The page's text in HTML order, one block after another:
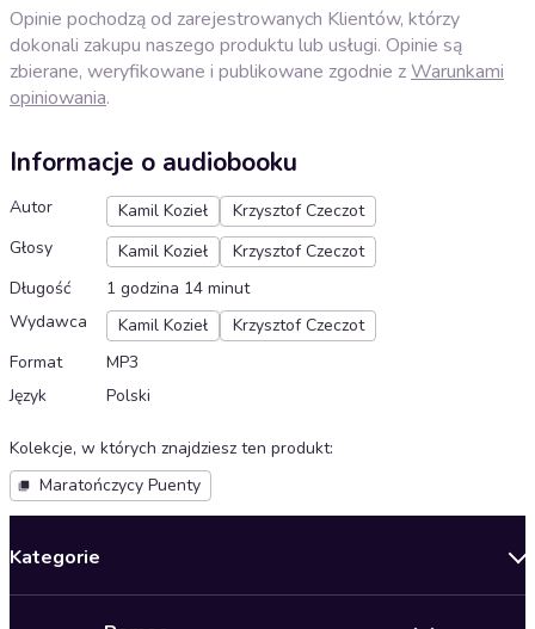
Opinie pochodzą od zarejestrowanych Klientów, którzy
dokonali zakupu naszego produktu lub usługi. Opinie są
zbierane, weryfikowane i publikowane zgodnie zWarunkami
opiniowania.
Informacje o audiobooku
Autor Kamil Kozieł
Krzysztof Czeczot
Głosy
Kamil Kozieł
Krzysztof Czeczot
Długość
1 godzina 14 minut
Wydawca
Kamil Kozieł
Krzysztof Czeczot
Format
MP3
Język
Polski
Kolekcje, w których znajdziesz ten produkt:
Maratończycy Puenty
Kategorie